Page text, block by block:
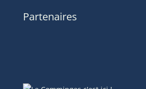
Partenaires